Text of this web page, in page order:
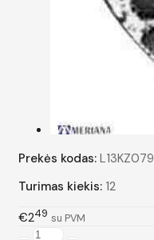
Prekės kodas: L13KZ079
Turimas kiekis: 12
€249 su PVM